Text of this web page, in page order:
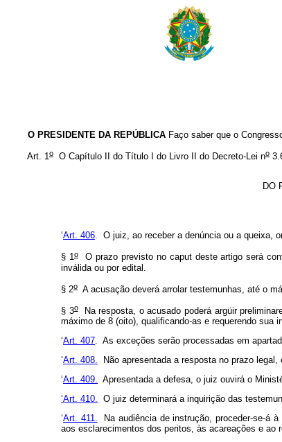
O PRESIDENTE DA REPÚBLICA Faço saber que o
Art. 1o O Capítulo II do Título I do Livro II do Decreto-Lei no
DO
‘Art. 406. O juiz, ao receber a denúncia ou a queixa,
§ 1oO prazo previsto no caput deste artigo será
inválida ou por edital.
§ 2o A acusação deverá arrolar testemunhas, até o
§ 3oNa resposta, o acusado poderá argüir
máximo de 8 (oito), qualificando-as e requerendo sua
‘Art. 407. As exceções serão processadas em
‘Art. 408. Não apresentada a resposta no prazo
‘Art. 409. Apresentada a defesa, o juiz ouvirá o
‘Art. 410. O juiz determinará a inquirição das
‘Art. 411. Na audiência de instrução, proceder-se-á
aos esclarecimentos dos peritos, às acareações e ao